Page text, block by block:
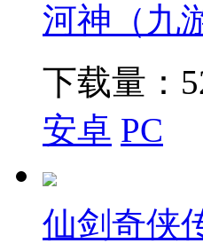
河神（九
下载量：
安卓 PC
仙剑奇侠